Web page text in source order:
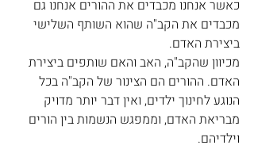
כאשר אנחנו מכבדים את ההורים אנחנו גם
מכבדים את הקב"ה שהוא השותף השלישי
ביצירת האדם.
מכיוון שהקב"ה, האב והאם שותפים ביצירת
האדם. ההורים הם הצינור של הקב"ה בכל
הנוגע לחינוך ילדים, ואין דבר יותר מדויק
מבריאת האדם, וממפגש הנשמות בין הורים
וילדיהם.